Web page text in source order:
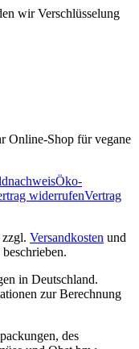
wir Verschlüsselung
Online‐Shop für vegane
Öko‐
widerrufenVertrag
Versandkosten und
in Deutschland.
zur Berechnung
des